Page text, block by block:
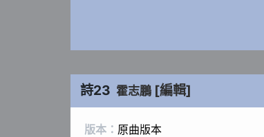
詩23 霍志鵬 [編輯]
版本： 原曲版本